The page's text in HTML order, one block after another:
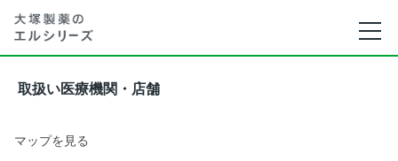
取扱い医療機関・店舗
マップを見る